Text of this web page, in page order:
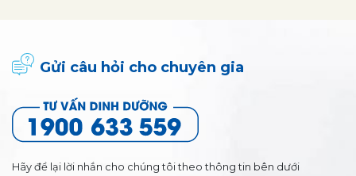
Gửi câu hỏi cho chuyên gia
Hãy để lại lời nhắn cho chúng tôi theo thông tin bên dưới